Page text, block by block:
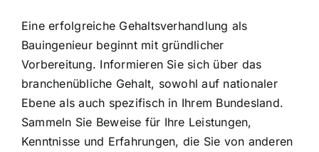
Eine erfolgreiche Gehaltsverhandlung als
Bauingenieur beginnt mit gründlicher
Vorbereitung. Informieren Sie sich über das
branchenübliche Gehalt, sowohl auf nationaler
Ebene als auch spezifisch in Ihrem Bundesland.
Sammeln Sie Beweise für Ihre Leistungen,
Kenntnisse und Erfahrungen, die Sie von anderen